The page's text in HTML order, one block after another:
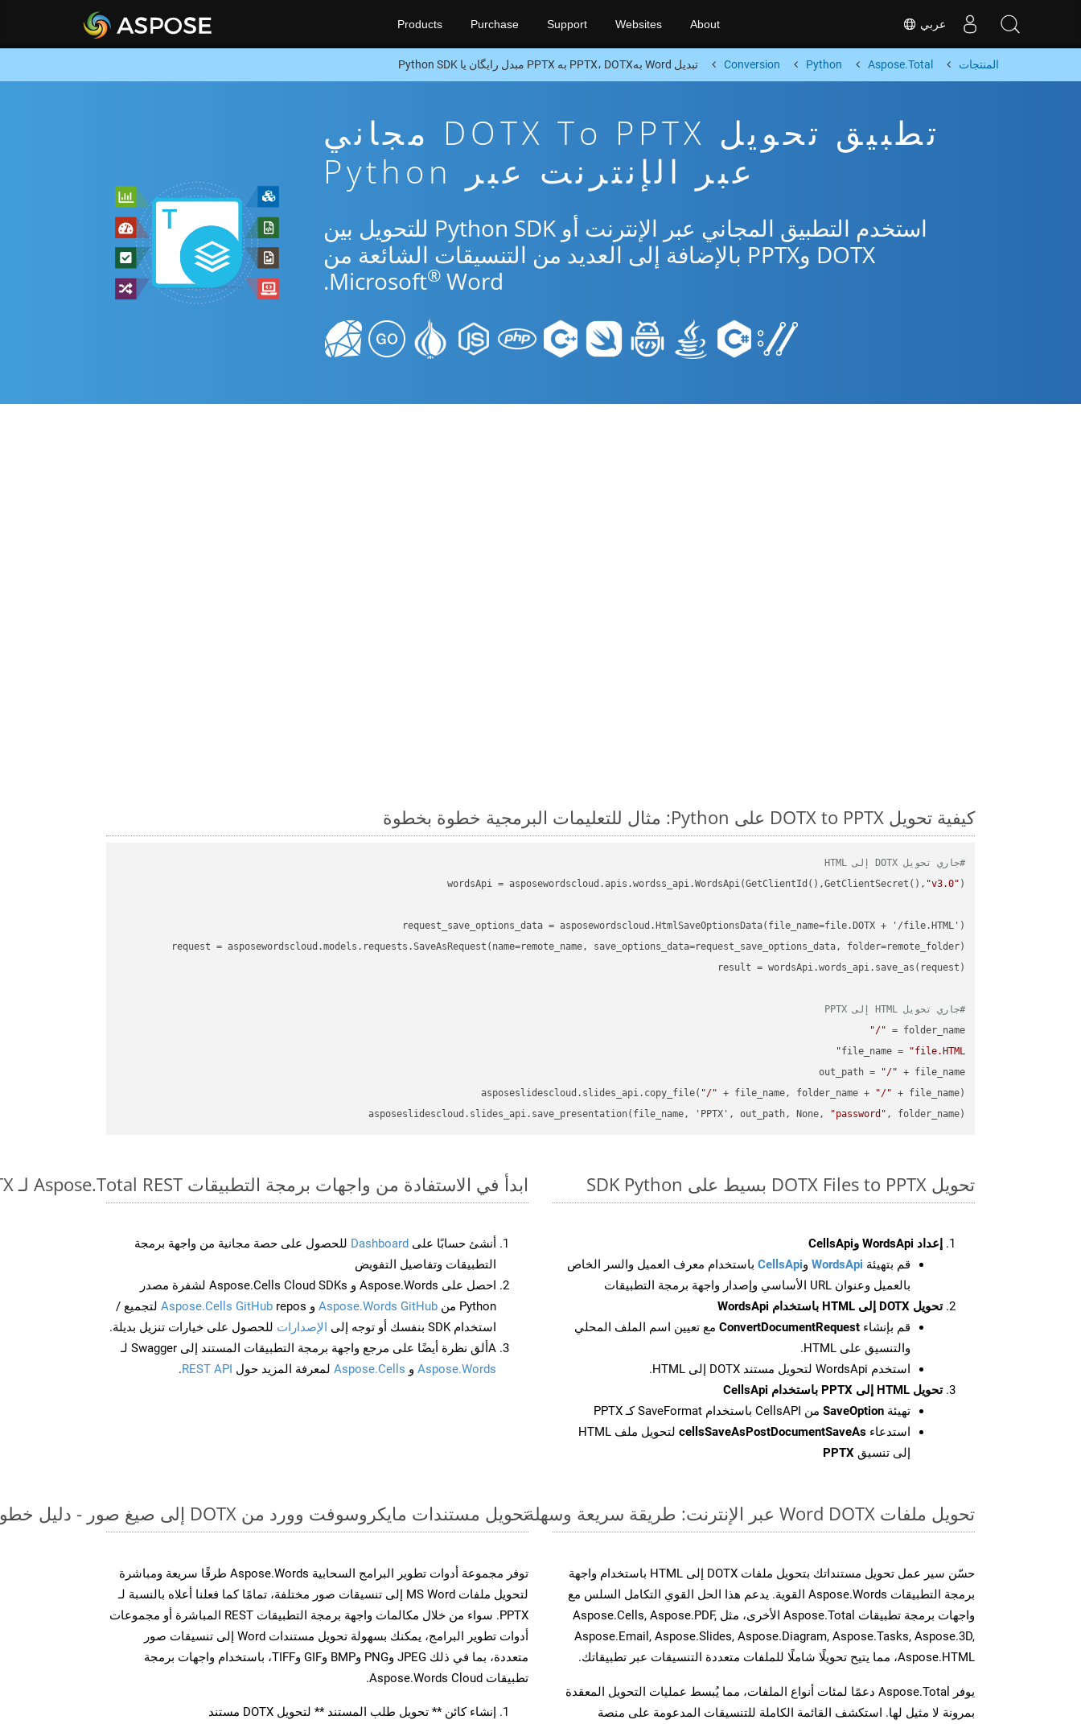
عربي Products Purchase Support Websites About
المنتجات Aspose.Total
Python
Conversion تبدیل Word بهPPTX، DOTX به PPTX مبدل رایگان یا Python SDK
تطبيق تحويل DOTX To PPTX مجاني
عبر الإنترنت عبر Python
استخدم التطبيق المجاني عبر الإنترنت أو Python SDK للتحويل بين
DOTX وPPTX بالإضافة إلى العديد من التنسيقات الشائعة من
Microsoft® Word.
كيفية تحويل DOTX to PPTX على Python: مثال للتعليمات البرمجية خطوة بخطوة
#جاري تحويل DOTX إلى HTML
wordsApi = asposewordscloud.apis.wordss_api.WordsApi(GetClientId(),GetClientSecret(), "v3.0"
#جاري تحويل HTML إلى PPTX
folder_name =
"/"
file_name =
"file.HTML"
out_path =
"/"
asposeslidescloud.slides_api.copy_file( "/" + file_name, folder_name + "/"
asposeslidescloud.slides_api.save_presentation(file_name, 'PPTX', out_path, None,
"password" , folder_name)
تحويل DOTX Files to PPTX بسيط على SDK Python
إعداد WordsApi وCellsApi
قم بتهيئة WordsApi وCellsApi باستخدام معرف العميل والسر الخاص
بالعميل وعنوان URL الأساسي وإصدار واجهة برمجة التطبيقات
تحويل DOTX إلى HTML باستخدام WordsApi
قم بإنشاء ConvertDocumentRequest مع تعيين اسم الملف المحلي
والتنسيق على HTML.
استخدم WordsApi لتحويل مستند DOTX إلى HTML.
تحويل HTML إلى PPTX باستخدام CellsApi
تهيئة SaveOption من CellsAPI باستخدام SaveFormat كـ PPTX
استدعاء cellsSaveAsPostDocumentSaveAs
لتحويل ملف HTML
إلى تنسيق PPTX
ابدأ في الاستفادة من واجهات برمجة التطبيقات Aspose.Total REST لـ DOTX to PPTX
أنشئ حسابًا على Dashboard للحصول على حصة مجانية من واجهة برمجة
التطبيقات وتفاصيل التفويض
احصل على Aspose.Words و Aspose.Cells Cloud SDKs لشفرة مصدر
Python من
Aspose.Words GitHub و Aspose.Cells GitHub repos لتجميع /
استخدام SDK بنفسك أو توجه إلى
الإصدارات للحصول على خيارات تنزيل بديلة.
Aألق نظرة أيضًا على مرجع واجهة برمجة التطبيقات المستند إلى Swagger لـ
Aspose.Words و Aspose.Cells لمعرفة المزيد حول REST API
.
تحويل ملفات Word DOTX عبر الإنترنت: طريقة سريعة وسهلة
حسّن سير عمل تحويل مستنداتك بتحويل ملفات DOTX إلى HTML باستخدام واجهة
برمجة التطبيقات Aspose.Words القوية. يدعم هذا الحل القوي التكامل السلس مع
واجهات برمجة تطبيقات Aspose.Total الأخرى، مثل Aspose.Cells, Aspose.PDF,
Aspose.Email, Aspose.Slides, Aspose.Diagram, Aspose.Tasks, Aspose.3D,
Aspose.HTML، مما يتيح تحويلًا شاملًا للملفات متعددة التنسيقات عبر تطبيقاتك.
يوفر Aspose.Total دعمًا لمئات أنواع الملفات، مما يُبسط عمليات التحويل المعقدة
بمرونة لا مثيل لها. استكشف القائمة الكاملة للتنسيقات المدعومة على منصة
تحويل مستندات مايكروسوفت وورد من DOTX إلى صيغ صور - دليل خطوة بخطوة
توفر مجموعة أدوات تطوير البرامج السحابية Aspose.Words طرقًا سريعة ومباشرة
لتحويل ملفات MS Word إلى تنسيقات صور مختلفة، تمامًا كما فعلنا أعلاه بالنسبة لـ
PPTX. سواء من خلال مكالمات واجهة برمجة التطبيقات REST المباشرة أو مجموعات
أدوات تطوير البرامج، يمكنك بسهولة تحويل مستندات Word إلى تنسيقات صور
متعددة، بما في ذلك JPEG وPNG وBMP وGIF وTIFF، باستخدام واجهات برمجة
تطبيقات Aspose.Words Cloud.
إنشاء كائن ** تحويل طلب المستند ** لتحويل DOTX مستند